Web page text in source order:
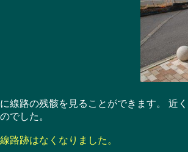
路の残骸を見ることができます。 近
でした。
路跡はなくなりました。